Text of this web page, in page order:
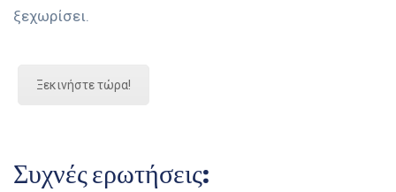
ξεχωρίσει.
Ξεκινήστε τώρα!
Συχνές ερωτήσεις: